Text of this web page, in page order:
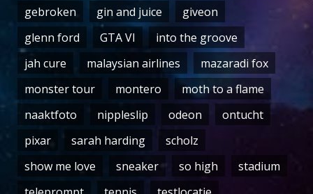
gebroken
gin and juice
giveon
glenn ford
GTA VI
into the groove
jah cure
malaysian airlines
mazaradi fox
monster tour
montero
moth to a flame
naaktfoto
nippleslip odeon
ontucht
pixar
sarah harding
scholz
show me love
sneaker so high
stadium